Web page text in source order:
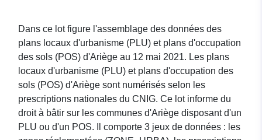
Dans ce lot figure l'assemblage des données des
plans locaux d'urbanisme (PLU) et plans d'occupation
des sols (POS) d'Ariège au 12 mai 2021. Les plans
locaux d'urbanisme (PLU) et plans d'occupation des
sols (POS) d'Ariège sont numérisés selon les
prescriptions nationales du CNIG. Ce lot informe du
droit à bâtir sur les communes d'Ariège disposant d'un
PLU ou d'un POS. Il comporte 3 jeux de données : les